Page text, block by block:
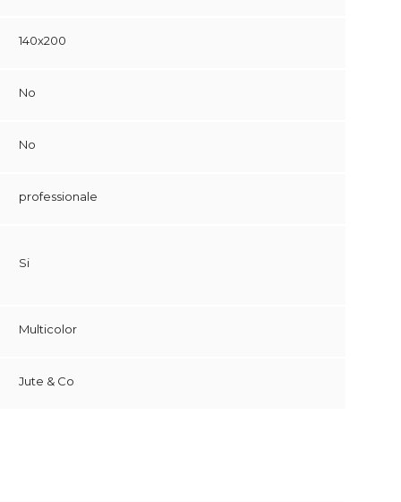
140x200
No
No
professionale
Si
Multicolor
Jute & Co